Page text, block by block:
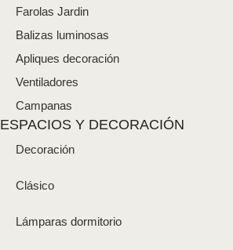
Farolas Jardin
Balizas luminosas
Apliques decoración
Ventiladores
Campanas
ESPACIOS Y DECORACIÓN
Decoración
Clásico
Lámparas dormitorio